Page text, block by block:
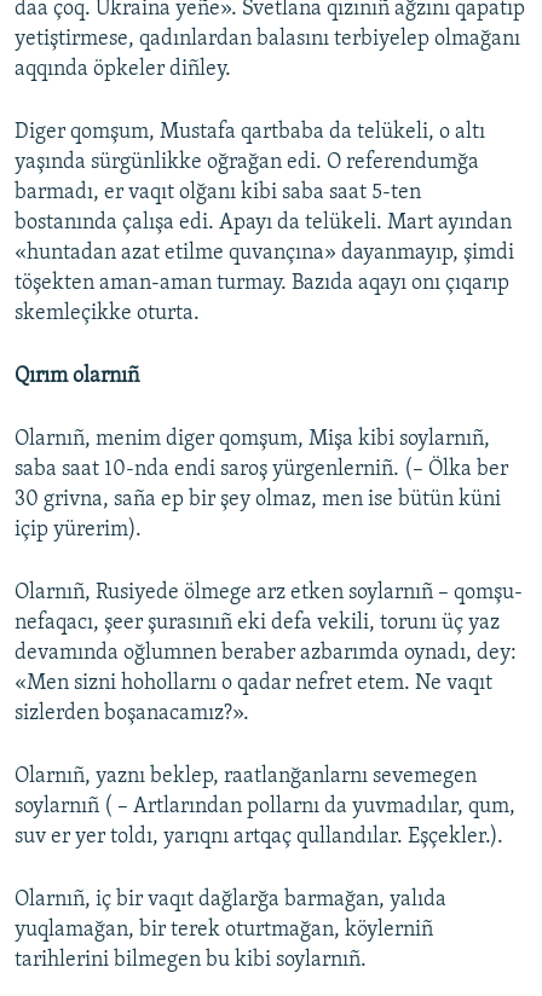
daa çoq. Ukraina yeñe». Svetlana qızınıñ ağzını qapatıp
yetiştirmese, qadınlardan balasını terbiyelep olmağanı
aqqında öpkeler diñley.
Diger qomşum, Mustafa qartbaba da telükeli, o altı
yaşında sürgünlikke oğrağan edi. O referendumğa
barmadı, er vaqıt olğanı kibi saba saat 5-ten
bostanında çalışa edi. Apayı da telükeli. Mart ayından
«huntadan azat etilme quvançına» dayanmayıp, şimdi
töşekten aman-aman turmay. Bazıda aqayı onı çıqarıp
skemleçikke oturta.
Qırım olarnıñ
Olarnıñ, menim diger qomşum, Mişa kibi soylarnıñ,
saba saat 10-nda endi saroş yürgenlerniñ. (– Ölka ber
30 grivna, saña ep bir şey olmaz, men ise bütün küni
içip yürerim).
Olarnıñ, Rusiyede ölmege arz etken soylarnıñ – qomşu-
nefaqacı, şeer şurasınıñ eki defa vekili, torunı üç yaz
devamında oğlumnen beraber azbarımda oynadı, dey:
«Men sizni hohollarnı o qadar nefret etem. Ne vaqıt
sizlerden boşanacamız?».
Olarnıñ, yaznı beklep, raatlanğanlarnı sevemegen
soylarnıñ ( – Artlarından pollarnı da yuvmadılar, qum,
suv er yer toldı, yarıqnı artqaç qullandılar. Eşçekler.).
Olarnıñ, iç bir vaqıt dağlarğa barmağan, yalıda
yuqlamağan, bir terek oturtmağan, köylerniñ
tarihlerini bilmegen bu kibi soylarnıñ.